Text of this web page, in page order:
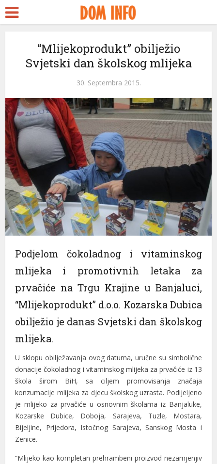
“Mlijekoprodukt” obilježio
Svjetski dan školskog mlijeka
30. Septembra 2015.
Podjelom čokoladnog i vitaminskog
mlijeka i promotivnih letaka za
prvačiće na Trgu Krajine u Banjaluci,
“Mlijekoprodukt” d.o.o. Kozarska Dubica
obilježio je danas Svjetski dan školskog
mlijeka.
U sklopu obilježavanja ovog datuma, uručne su simbolične
donacije čokoladnog i vitaminskog mlijeka za prvačiće iz 13
škola širom BiH, sa ciljem promovisanja značaja
konzumacije mlijeka za djecu školskog uzrasta. Podijeljeno
je mlijeko za prvačiće u osnovnim školama iz Banjaluke,
Kozarske Dubice, Doboja, Sarajeva, Tuzle, Mostara,
Bijeljine, Prijedora, Istočnog Sarajeva, Sanskog Mosta i
Zenice.
“Mlijeko kao kompletan prehrambeni proizvod nezamjenjiv